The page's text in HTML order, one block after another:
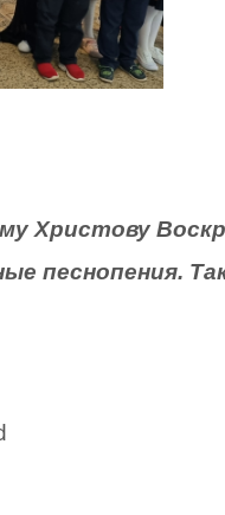
Христову
песнопения.